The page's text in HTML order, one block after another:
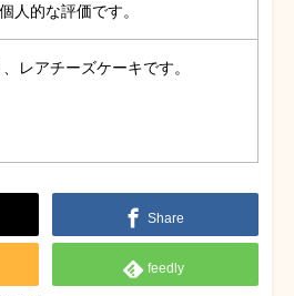
人的な評価です。
レアチーズケーキです。
Share
feedly